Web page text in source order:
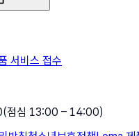
서비스 접수
(점심 13:00 – 14:00)